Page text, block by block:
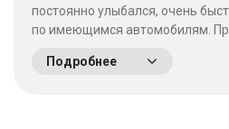
постоянно улыбался, очень
по имеющимся автомобилям.
пожалели что приехали сюда!
Подробнее